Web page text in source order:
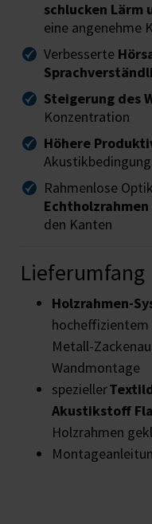
schlucken Lärm
eine angenehme
Verbesserte
Steigerung des
Konzentration
Höhere
Rahmenlose
Echtholzrahmen
den Kanten
Lieferumfang
Holzrahmen-
Metall-
Wandmontage
spezieller
Akustikstoff
Holzrahmen